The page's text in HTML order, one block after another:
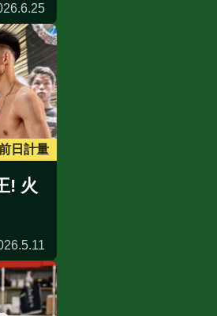
日計量
! 火